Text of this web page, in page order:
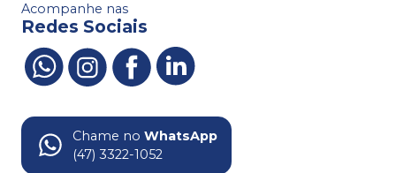
Acompanhe nas
Redes Sociais
Chame no WhatsApp
(47) 3322-1052